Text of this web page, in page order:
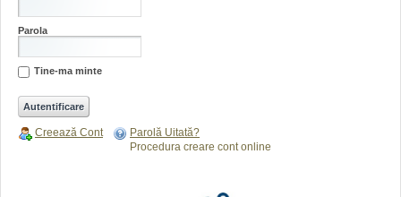
Parola
Tine-ma minte
Creează Cont
Parolă Uitată?
Procedura creare cont online